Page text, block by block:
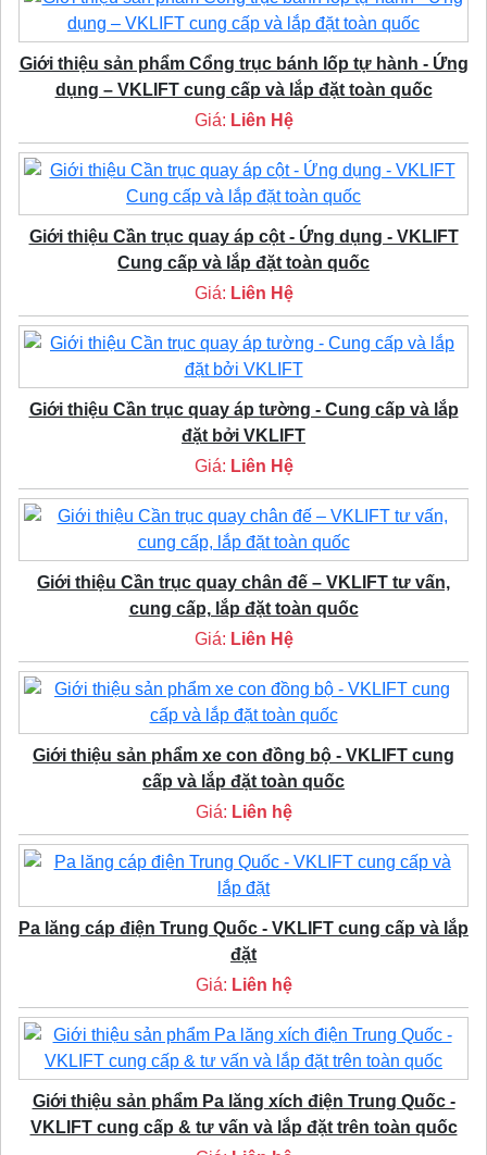
Giới thiệu sản phẩm Cổng trục bánh lốp tự hành - Ứng
dụng – VKLIFT cung cấp và lắp đặt toàn quốc
Giá: Liên Hệ
Giới thiệu Cần trục quay áp cột - Ứng dụng - VKLIFT
Cung cấp và lắp đặt toàn quốc
Giá: Liên Hệ
Giới thiệu Cần trục quay áp tường - Cung cấp và lắp
đặt bởi VKLIFT
Giá: Liên Hệ
Giới thiệu Cần trục quay chân đế – VKLIFT tư vấn,
cung cấp, lắp đặt toàn quốc
Giá: Liên Hệ
Giới thiệu sản phẩm xe con đồng bộ - VKLIFT cung
cấp và lắp đặt toàn quốc
Giá: Liên hệ
Pa lăng cáp điện Trung Quốc - VKLIFT cung cấp và lắp
đặt
Giá: Liên hệ
Giới thiệu sản phẩm Pa lăng xích điện Trung Quốc -
VKLIFT cung cấp & tư vấn và lắp đặt trên toàn quốc